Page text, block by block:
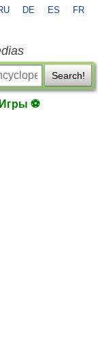
DE ES FR
Search!
Игры ⚽